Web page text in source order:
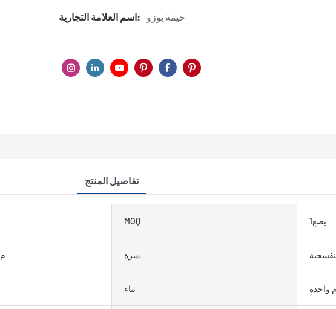
اسم العلامة التجارية:
خيمة بوزو
تفاصيل المنتج
MOQ يضع1
4x6 م/5x7 م/5x9 م ميزة
بناء واحدة